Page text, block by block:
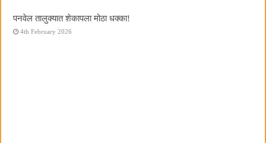
पनवेल तालुक्यात शेकापला मोठा धक्का!
4th February 2026